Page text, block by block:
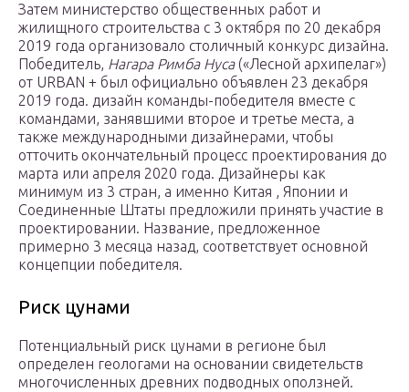
Затем министерство общественных работ и
жилищного строительства с 3 октября по 20 декабря
2019 года организовало столичный конкурс дизайна.
Победитель, Нагара Римба Нуса(«Лесной архипелаг»)
от URBAN + был официально объявлен 23 декабря
2019 года. дизайн команды-победителя вместе с
командами, занявшими второе и третье места, а
также международными дизайнерами, чтобы
отточить окончательный процесс проектирования до
марта или апреля 2020 года. Дизайнеры как
минимум из 3 стран, а именно Китая , Японии и
Соединенные Штаты предложили принять участие в
проектировании. Название, предложенное
примерно 3 месяца назад, соответствует основной
концепции победителя.
Риск цунами
Потенциальный риск цунами в регионе был
определен геологами на основании свидетельств
многочисленных древних подводных оползней.